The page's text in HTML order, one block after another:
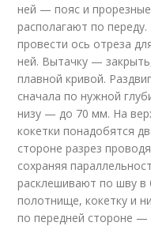
ней — пояс и
располагают по
провести ось отреза
ней. Вытачку —
плавной кривой.
сначала по нужной
низу — до 70 мм. На
кокетки понадобятся
стороне разрез
сохраняя
расклешивают по шву в
полотнище, кокетку и
по передней стороне —